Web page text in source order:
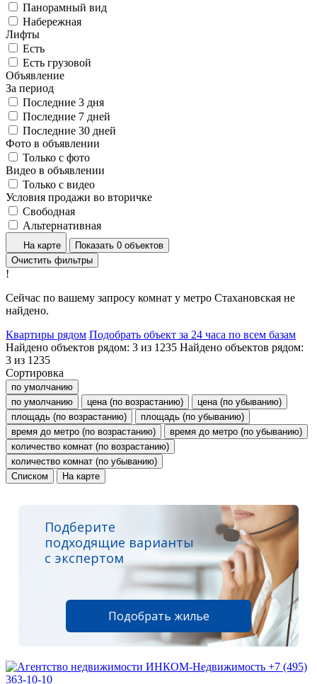
Панорамный вид
Набережная
Лифты
Есть
Есть грузовой
Объявление
За период
Последние 3 дня
Последние 7 дней
Последние 30 дней
Фото в объявлении
Только с фото
Видео в объявлении
Только с видео
Условия продажи во вторичке
Свободная
Альтернативная
На карте
Показать 0 объектов
Очистить фильтры
!
Сейчас по вашему запросу комнат у метро Стахановская не
найдено.
Квартиры рядом Подобрать объект за 24 часа по всем базам
Найдено объектов рядом: 3 из 1235 Найдено объектов рядом:
3 из 1235
Сортировка
по умолчанию
по умолчанию
цена (по возрастанию)
цена (по убыванию)
площадь (по возрастанию)
площадь (по убыванию)
время до метро (по возрастанию)
время до метро (по убыванию)
количество комнат (по возрастанию)
количество комнат (по убыванию)
Списком
На карте
Подберите
подходящие варианты
с экспертом
Подобрать жилье
+7 (495)
363-10-10